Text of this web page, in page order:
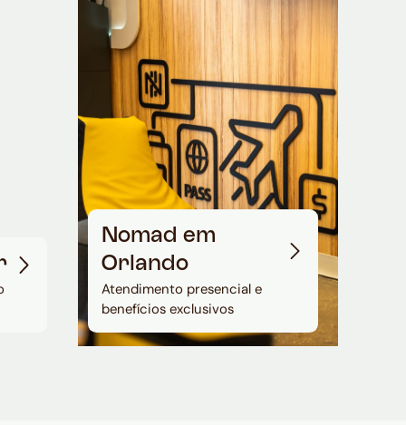
Nomad em
Orlando
Atendimento presencial e
benefícios exclusivos